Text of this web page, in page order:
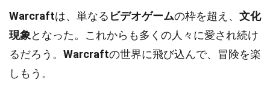
Warcraftは、単なる ビデオゲームの枠を超え、 文化
現象 となった。これからも多くの人々に愛され続け
るだろう。 Warcraftの世界に飛び込んで、冒険を楽
しもう。